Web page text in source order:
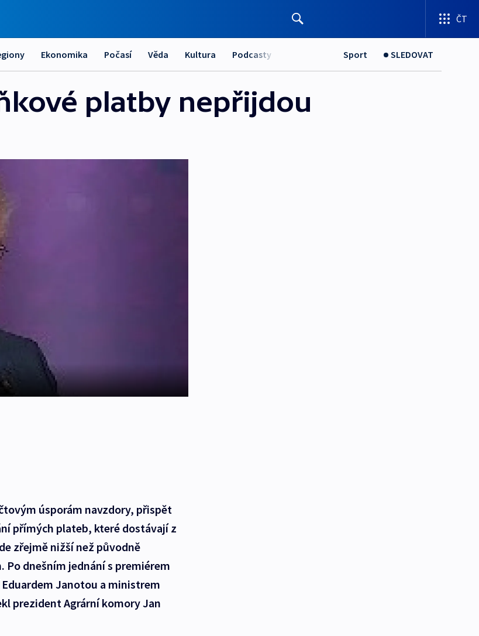
ČT
Ekonomika Počasí Věda Kultura Podcasty Sport SLEDOVAT
platby nepřijdou
úsporám navzdory, přispět
přímých plateb, které dostávají z
zřejmě nižší než původně
dnešním jednání s premiérem
Janotou a ministrem
prezident Agrární komory Jan